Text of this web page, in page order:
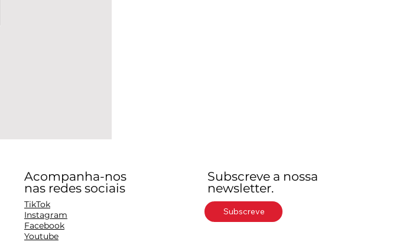
Acompanha-nos
nas redes sociais
TikTok
Instagram
Facebook
Youtube
Subscreve a nossa
newsletter.
Subscreve